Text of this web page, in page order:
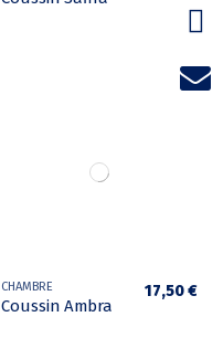
CHAMBRE
Coussin Ambra
17,50 €